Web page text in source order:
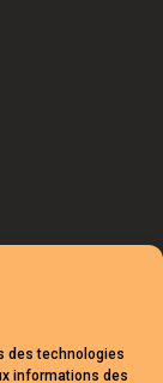
des technologies
informations des